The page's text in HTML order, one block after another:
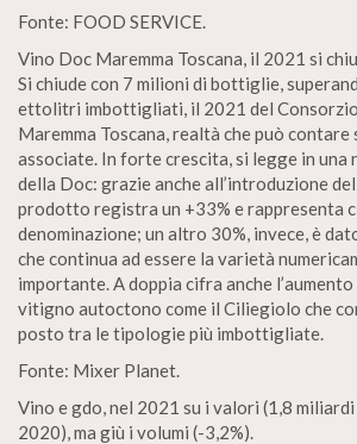
Fonte: FOOD SERVICE.
Vino Doc Maremma Toscana, il 2021 si
Si chiude con 7 milioni di bottiglie,
ettolitri imbottigliati, il 2021 del
Maremma Toscana, realtà che può contare
associate. In forte crescita, si legge in una
della Doc: grazie anche all’introduzione
prodotto registra un +33% e rappresenta
denominazione; un altro 30%, invece, è
che continua ad essere la varietà
importante. A doppia cifra anche l’aumento
vitigno autoctono come il Ciliegiolo che
posto tra le tipologie più imbottigliate.
Fonte: Mixer Planet.
Vino e gdo, nel 2021 su i valori (1,8
2020), ma giù i volumi (-3,2%).